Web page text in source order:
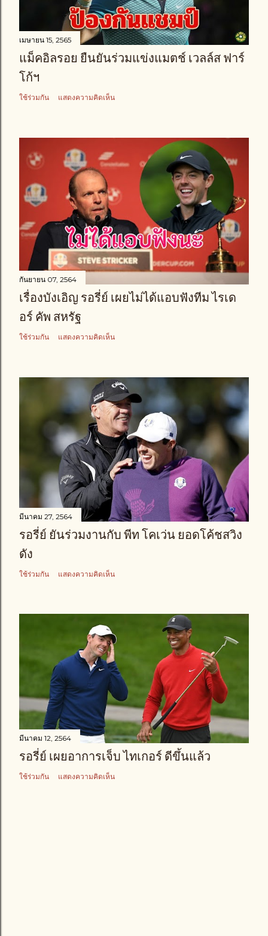
เมษายน 15, 2565
แม็คอิลรอย ยืนยันร่วมแข่งแมตช์ เวลล์ส ฟาร์
โก้ฯ
ใช้ร่วมกัน แสดงความคิดเห็น
กันยายน 07, 2564
เรื่องบังเอิญ รอรี่ย์ เผยไม่ได้แอบฟังทีม ไรเด
อร์ คัพ สหรัฐ
ใช้ร่วมกัน แสดงความคิดเห็น
มีนาคม 27, 2564
รอรี่ย์ ยันร่วมงานกับ พีท โคเว่น ยอดโค้ชสวิง
ดัง
ใช้ร่วมกัน แสดงความคิดเห็น
มีนาคม 12, 2564
รอรี่ย์ เผยอาการเจ็บ ไทเกอร์ ดีขึ้นแล้ว
ใช้ร่วมกัน แสดงความคิดเห็น